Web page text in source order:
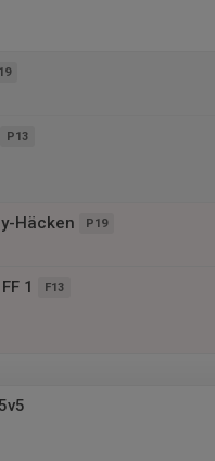
P13
Häcken P19
1 F13